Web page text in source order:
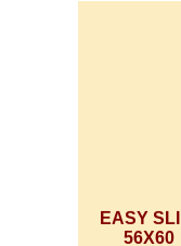
למכונות כביסה 56X60